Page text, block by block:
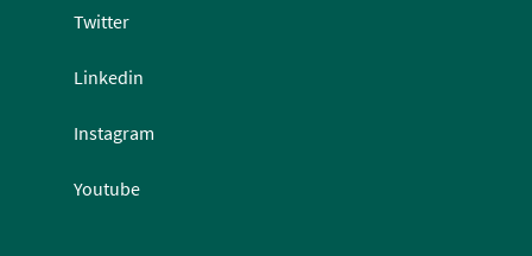
Twitter
Linkedin
Instagram
Youtube